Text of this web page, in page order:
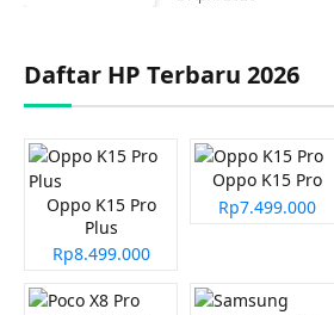
Daftar HP Terbaru 2026
Oppo K15 Pro
Plus
Rp8.499.000
Oppo K15 Pro
Rp7.499.000